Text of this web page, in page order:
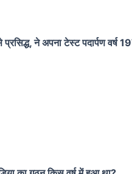
ने अपना टेस्ट पदार्पण वर्ष